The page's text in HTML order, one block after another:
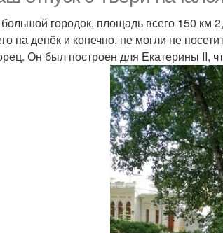
городок, площадь всего 150 км
на денёк и конечно, не могли не
Он был построен для Екатерины II,